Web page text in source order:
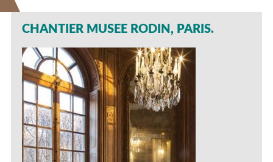
CHANTIER MUSEE RODIN, PARIS.